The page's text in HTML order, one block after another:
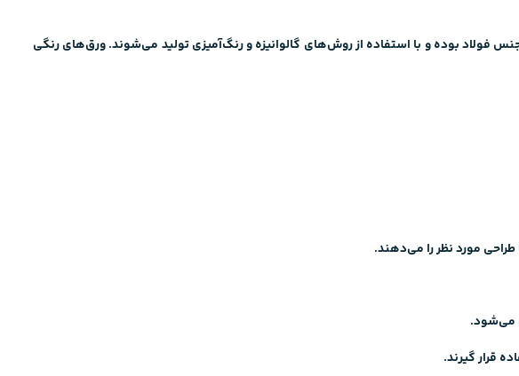
بوده و با استفاده از روش‌های گالوانیزه و رنگ‌آمیزی تولید می‌شوند. ورق‌های رنگی